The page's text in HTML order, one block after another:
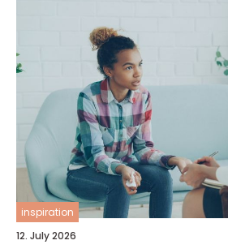
inspiration
12. July 2026